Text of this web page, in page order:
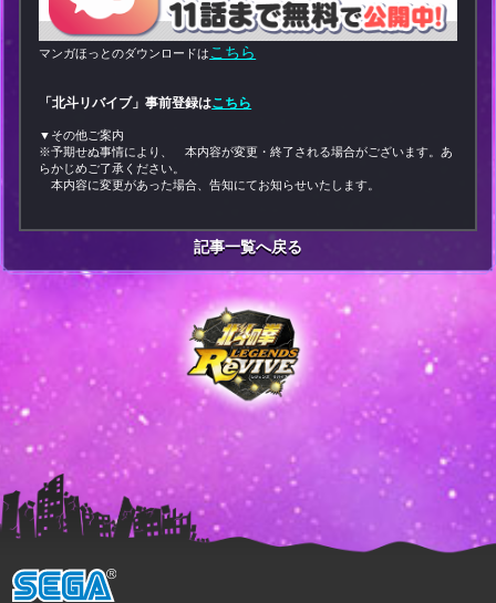
マンガほっとのダウンロードは こちら
「北斗リバイブ」事前登録はこちら
▼その他ご案内
※予期せぬ事情により、 本内容が変更・終了される場合がございます。あ
らかじめご了承ください。
本内容に変更があった場合、告知にてお知らせいたします。
記事一覧へ戻る